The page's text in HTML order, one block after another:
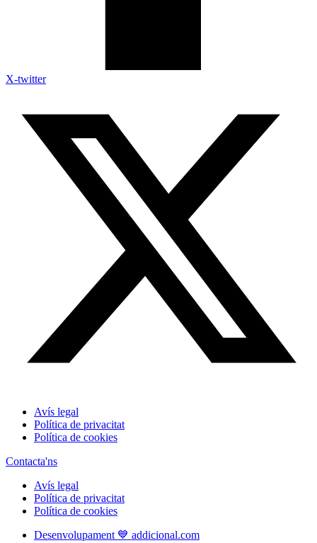
X-twitter
Avís legal
Política de privacitat
Política de cookies
Contacta'ns
Avís legal
Política de privacitat
Política de cookies
Desenvolupament 💙 addicional.com